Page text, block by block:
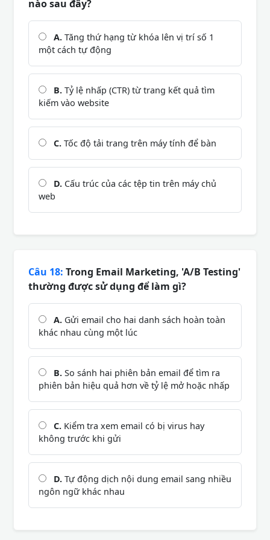
nào sau đây?
A. Tăng thứ hạng từ khóa lên vị trí số 1
một cách tự động
B. Tỷ lệ nhấp (CTR) từ trang kết quả tìm
kiếm vào website
C. Tốc độ tải trang trên máy tính để bàn
D. Cấu trúc của các tệp tin trên máy chủ
web
Câu 18: Trong Email Marketing, 'A/B Testing'
thường được sử dụng để làm gì?
A. Gửi email cho hai danh sách hoàn toàn
khác nhau cùng một lúc
B. So sánh hai phiên bản email để tìm ra
phiên bản hiệu quả hơn về tỷ lệ mở hoặc nhấp
C. Kiểm tra xem email có bị virus hay
không trước khi gửi
D. Tự động dịch nội dung email sang nhiều
ngôn ngữ khác nhau